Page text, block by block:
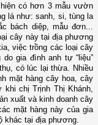
có hơn 3 mẫu vườn
lá như: sanh, si, tùng la
bách diệp, mẫu đơn...
cây này tại địa phương
việc trồng các loại cây
gia đình anh tự “liệu”
có lúc lại thừa. Nhiều
mặt hàng cây hoa, cây
chị Trịnh Thị Khánh,
xuất và kinh doanh cây
mặt hàng này của gia
tại địa phương.